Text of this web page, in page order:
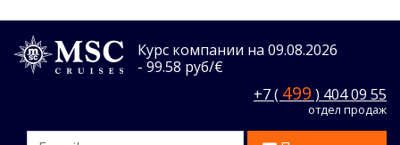
Курс компании на 09.08.2026
- 99.58 руб/€
+7 ( 499 ) 404 09 55
отдел продаж